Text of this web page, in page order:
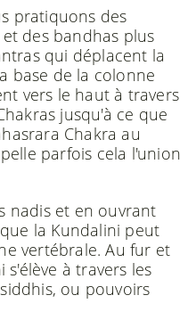
pratiquons des
des bandhas plus
qui déplacent la
base de la colonne
vers le haut à travers
jusqu'à ce que
Chakra au
parfois cela l'union
nadis et en ouvrant
la Kundalini peut
vertébrale. Au fur et
à travers les
ou pouvoirs